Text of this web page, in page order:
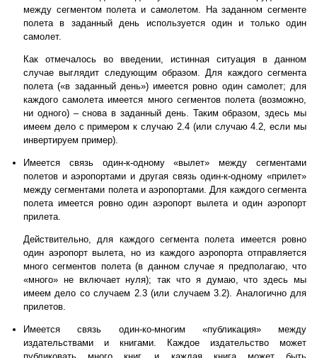
между сегментом полета и самолетом. На заданном сегменте
полета в заданный день используется один и только один
самолет.
Как отмечалось во введении, истинная ситуация в данном
случае выглядит следующим образом. Для каждого сегмента
полета («в заданный день») имеется ровно один самолет; для
каждого самолета имеется много сегментов полета (возможно,
ни одного) – снова в заданный день. Таким образом, здесь мы
имеем дело с примером к случаю 2.4 (или случаю 4.2, если мы
инвертируем пример).
Имеется связь один-к-одному «вылет» между сегментами
полетов и аэропортами и другая связь один-к-одному «прилет»
между сегментами полета и аэропортами. Для каждого сегмента
полета имеется ровно один аэропорт вылета и один аэропорт
прилета.
Действительно, для каждого сегмента полета имеется ровно
один аэропорт вылета, но из каждого аэропорта отправляется
много сегментов полета (в данном случае я предполагаю, что
«много» не включает нуля); так что я думаю, что здесь мы
имеем дело со случаем 2.3 (или случаем 3.2). Аналогично для
прилетов.
Имеется связь один-ко-многим «публикация» между
издательствами и книгами. Каждое издательство может